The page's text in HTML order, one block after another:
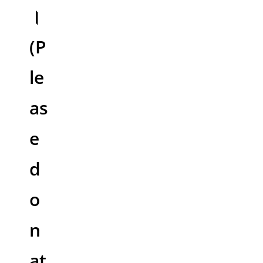
।
(P
le
as
e
d
o
n